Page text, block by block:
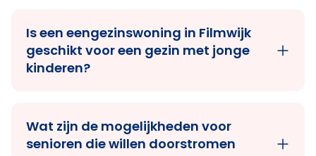
Is een eengezinswoning in Filmwijk
geschikt voor een gezin met jonge
kinderen?
Wat zijn de mogelijkheden voor
senioren die willen doorstromen